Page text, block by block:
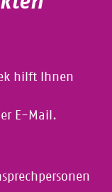
hilft Ihnen
E-Mail.